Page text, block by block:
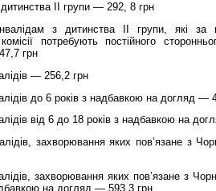
ІІ групи — 292, 8 грн
з дитинства ІІ групи, які за
комісії потребують постійного
грн
— 256,2 грн
до 6 років з надбавкою на догляд —
від 6 до 18 років з надбавкою на
захворювання яких пов’язане з
захворювання яких пов’язане з
на догляд — 593,3 грн